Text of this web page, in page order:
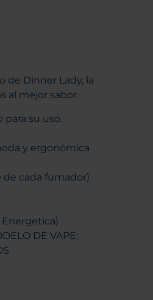
de Dinner Lady, la
al mejor sabor.
para su uso.
y ergonómica
de cada fumador)
DE VAPE;